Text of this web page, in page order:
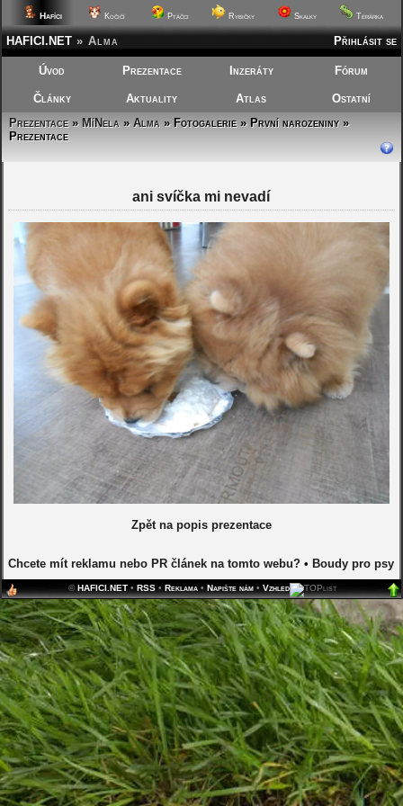
Hafíci Kočičí Ptáčci Rybičky Skalky Terárka
Přihlásit se
HAFICI.NET » Alma
Úvod Prezentace Inzeráty Fórum
Články Aktuality Atlas
Ostatní
Prezentace» MíNela »Alma » Fotogalerie » První narozeniny »
Prezentace
ani svíčka mi nevadí
Zpět na popis prezentace
Chcete mít reklamu nebo PR článek na tomto webu? • Boudy pro psy
©HAFICI.NET •RSS •Reklama •Napište nám •Vzhled